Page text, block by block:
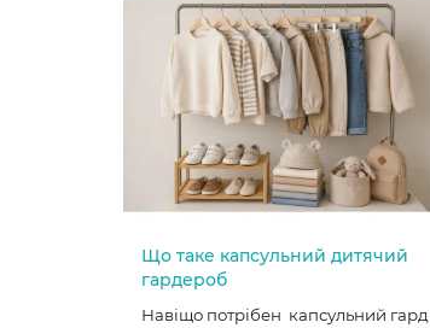
Що таке капсульний дитячий
гардероб
Навіщо потрібен капсульний гард